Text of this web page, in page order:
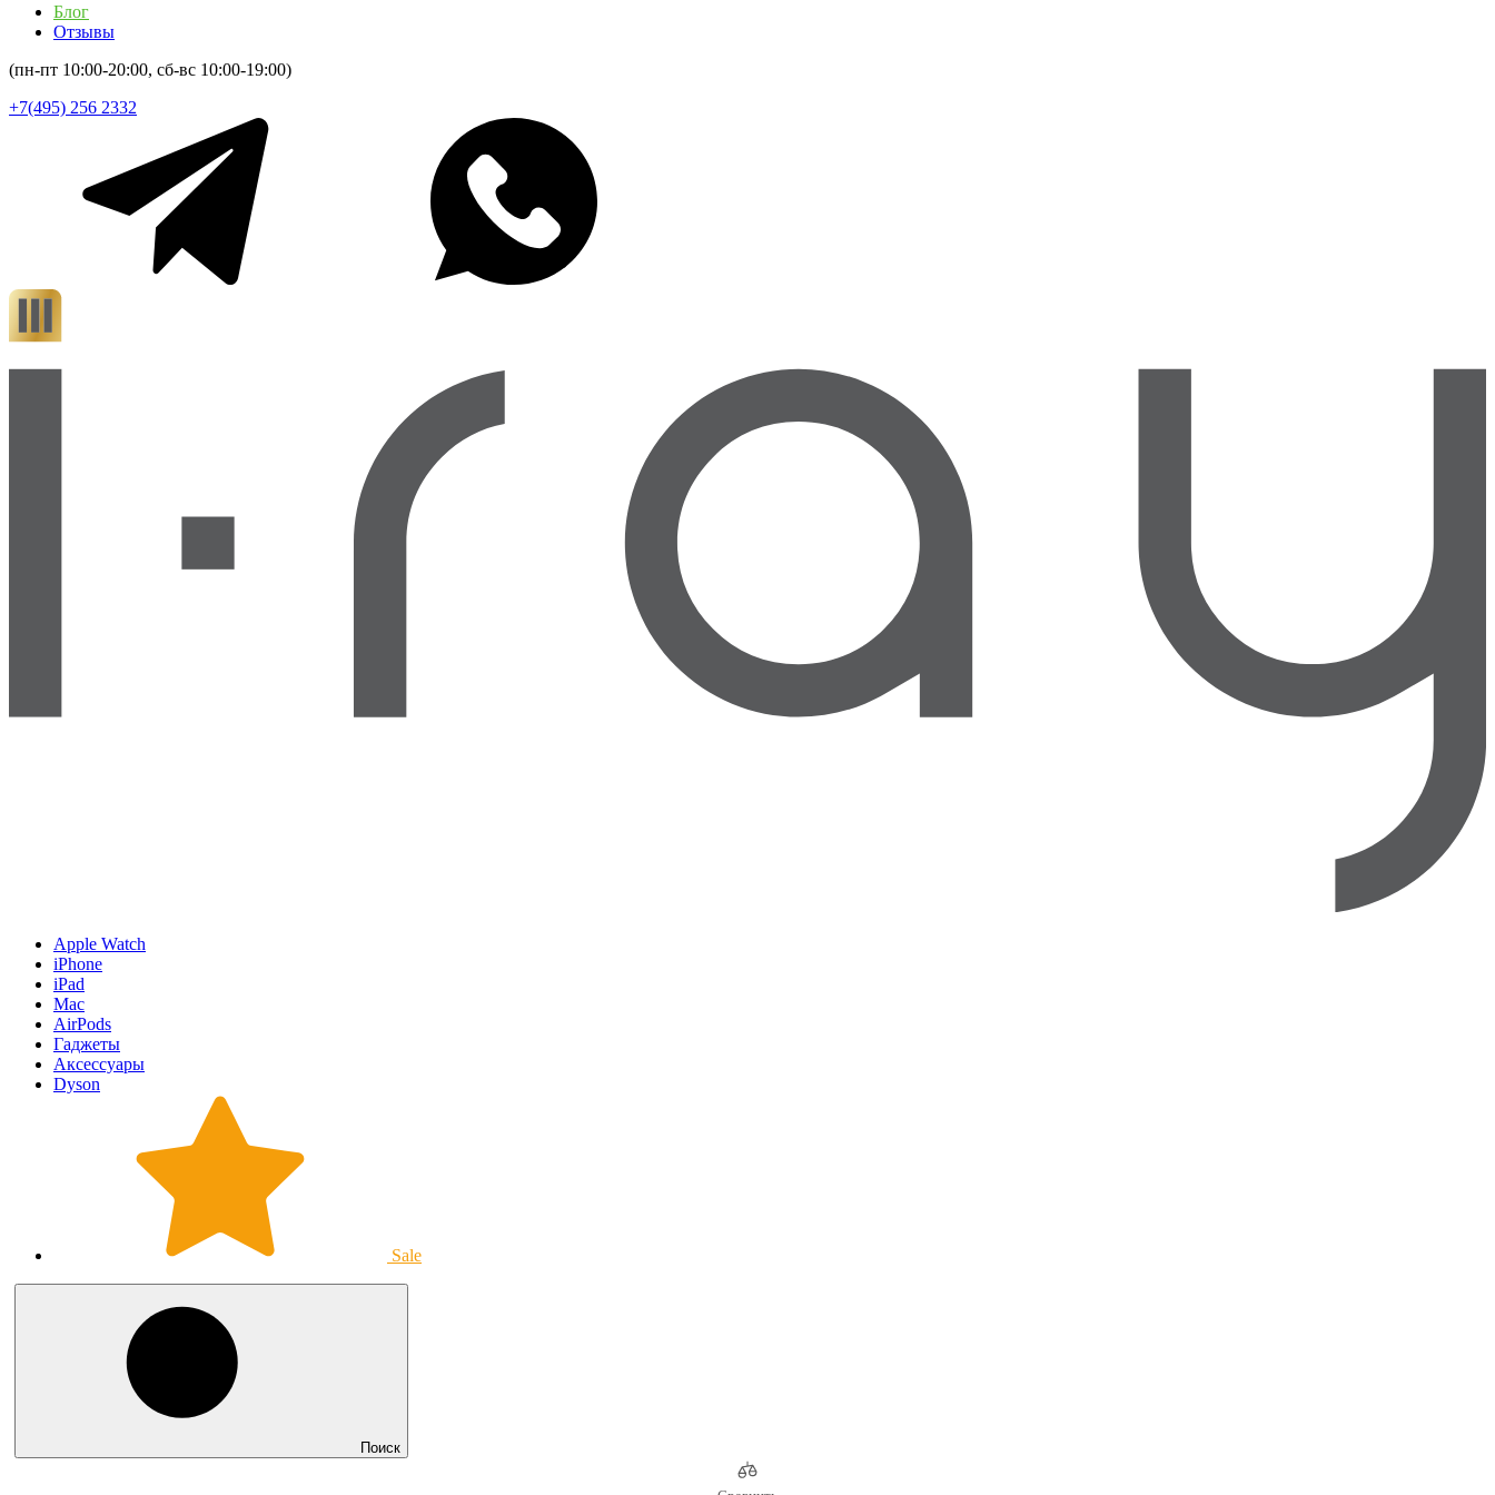
Блог
Отзывы
(пн-пт 10:00-20:00, сб-вс 10:00-19:00)
+7(495) 256 2332
Apple Watch
iPhone
iPad
Mac
AirPods
Гаджеты
Аксессуары
Dyson
Sale
Поиск